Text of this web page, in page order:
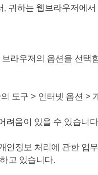
귀하는 웹브라우저에
라우저의 옵션을 선
도구 > 인터넷 옵션 >
려움이 있을 수 있습니
정보 처리에 관한
고 있습니다.